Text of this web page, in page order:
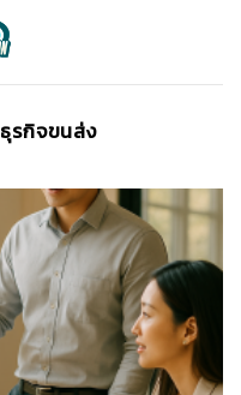
ธุรกิจขนส่ง